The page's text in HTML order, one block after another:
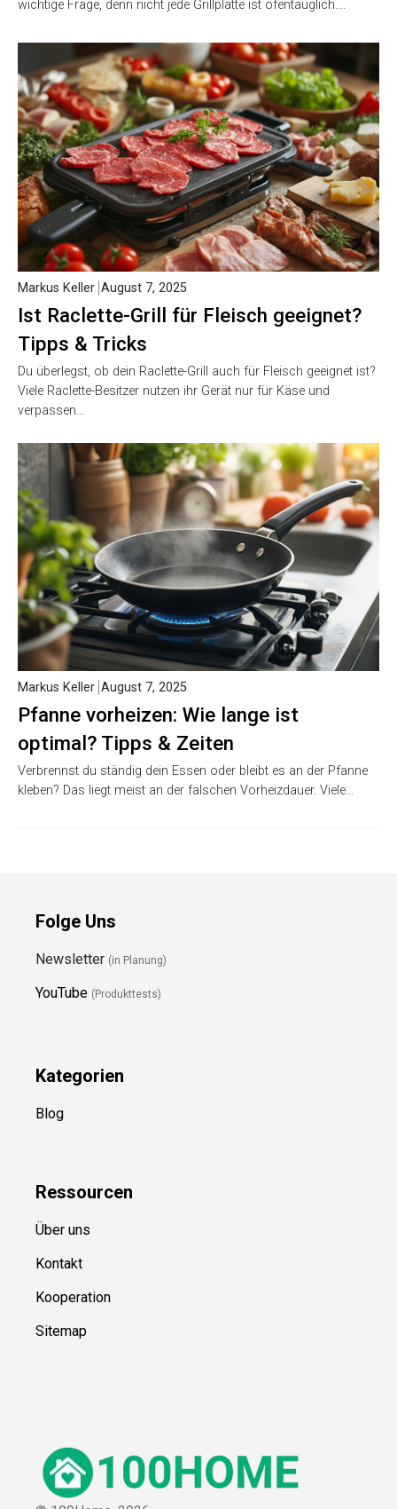
wichtige Frage, denn nicht jede Grillplatte ist ofentauglich….
Ist Raclette-Grill für Fleisch geeignet?
Tipps & Tricks
Markus Keller August 7, 2025
Du überlegst, ob dein Raclette-Grill auch für Fleisch geeignet ist?
Viele Raclette-Besitzer nutzen ihr Gerät nur für Käse und
verpassen…
Pfanne vorheizen: Wie lange ist
optimal? Tipps & Zeiten
Markus Keller August 7, 2025
Verbrennst du ständig dein Essen oder bleibt es an der Pfanne
kleben? Das liegt meist an der falschen Vorheizdauer. Viele…
Folge Uns
Newsletter (in Planung)
YouTube (Produkttests)
Kategorien
Blog
Ressourcen
Über uns
Kontakt
Kooperation
Sitemap